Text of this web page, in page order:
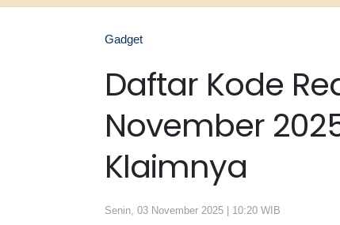
Gadget
Daftar Kode
November
Klaimnya
Senin, 03 November 2025 | 10:20 WIB